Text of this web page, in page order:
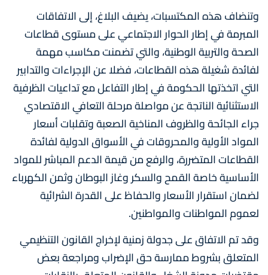
وتنضاف هذه المكتسبات، يضيف البلاغ، إلى الاتفاقات
المبرمة في إطار الحوار الاجتماعي على مستوى قطاعات
الصحة والتربية الوطنية، والتي تضمنت مكاسب مهمة
لفائدة شغيلة هذه القطاعات، فضلا عن الإجراءات والتدابير
التي اتخذتها الحكومة في إطار التفاعل مع تداعيات الظرفية
الاستثنائية الناتجة عن مواصلة مرحلة التعافي الاقتصادي
جراء الجائحة والظروف المناخية الصعبة وتقلبات أسعار
المواد الأولية والمحروقات في الأسواق الدولية لفائدة
القطاعات المتضررة، والرفع من قيمة الدعم المباشر للمواد
الأساسية خاصة القمح والسكر وغاز البوطان وثمن الكهرباء
لضمان استقرار الأسعار والحفاظ على القدرة الشرائية
لعموم المواطنات والمواطنين.
وقد تم الاتفاق على جدولة زمنية لإخراج القانون التنظيمي
المتعلق بشروط ممارسة حق الإضراب ومراجعة بعض